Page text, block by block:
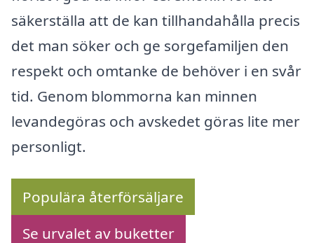
säkerställa att de kan tillhandahålla precis
det man söker och ge sorgefamiljen den
respekt och omtanke de behöver i en svår
tid. Genom blommorna kan minnen
levandegöras och avskedet göras lite mer
personligt.
Populära återförsäljare
Se urvalet av buketter